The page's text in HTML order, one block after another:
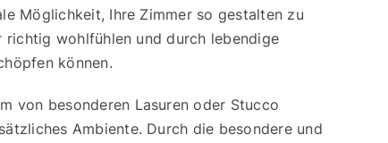
Möglichkeit, Ihre Zimmer so gestalten zu
richtig wohlfühlen und durch lebendige
können.
von besonderen Lasuren oder Stucco
Ambiente. Durch die besondere und